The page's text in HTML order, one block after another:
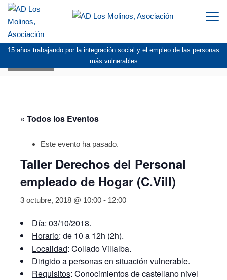
15 años trabajando por la integración social y el empleo de las personas
más vulnerables
« Todos los Eventos
Este evento ha pasado.
Taller Derechos del Personal
empleado de Hogar (C.Vill)
3 octubre, 2018 @ 10:00 - 12:00
Día: 03/10/2018.
Horario: de 10 a 12h (2h).
Localidad: Collado Villalba.
Dirigido apersonas en situación vulnerable.
Requisitos: Conocimientos de castellano nivel